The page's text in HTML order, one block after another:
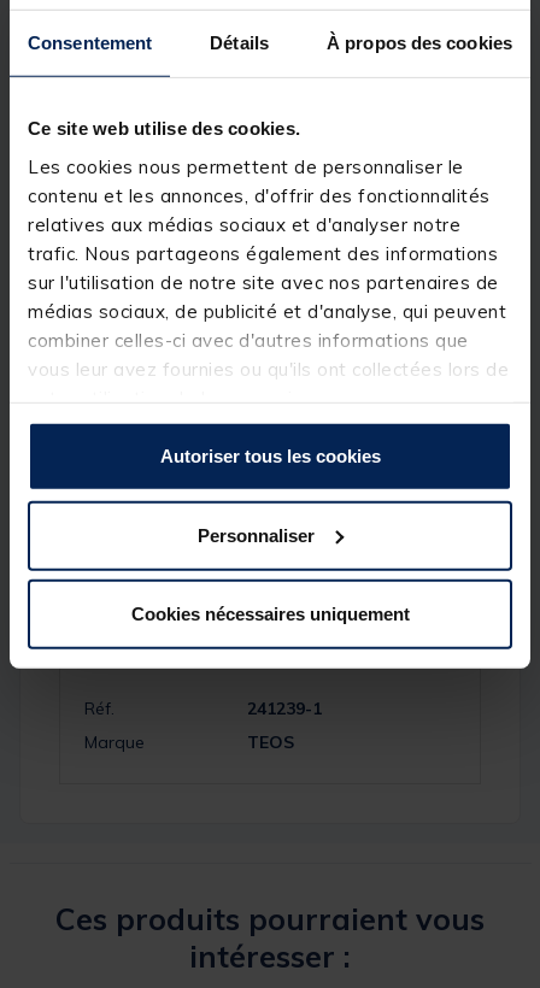
Consentement Détails À propos des cookies
Ce site web utilise des cookies.
Les cookies nous permettent de personnaliser le
contenu et les annonces, d'offrir des fonctionnalités
relatives aux médias sociaux et d'analyser notre
trafic. Nous partageons également des informations
sur l'utilisation de notre site avec nos partenaires de
médias sociaux, de publicité et d'analyse, qui peuvent
combiner celles-ci avec d'autres informations que
vous leur avez fournies ou qu'ils ont collectées lors de
Autoriser tous les cookies
Personnaliser
Cookies nécessaires uniquement
robuste et polyvalent, conçu pour offrir un support
stable et ajustable à vos équipements. Avec sa
construction en aluminium épais offrant légèreté et
durabilité, il permet un réglage précis de la hauteur
assurent un verrouillage sécurisé et rapide,
même sous charge. Il est muni d’une coupelle anti-
enfoncement pour une parfaite stabilité sur tous les
types de terrains.
Détails
Diamètre : 36mm
Longueur : 68-91 cm
D36
Spécifications
Réf.
241239-1
Marque
TEOS
Ces produits pourraient vous
intéresser :